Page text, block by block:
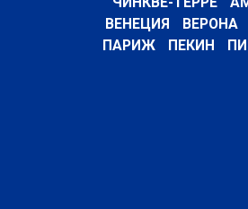
ВЕНЕЦИЯ
ВЕРОНА
ПАРИЖ
ПЕКИН